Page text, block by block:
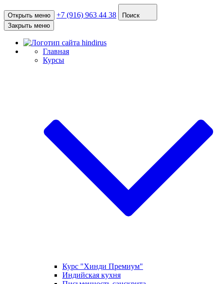
Открыть меню +7 (916) 963 44 38
Поиск
Закрыть меню
Главная
Курсы
Курс "Хинди Премиум"
Индийская кухня